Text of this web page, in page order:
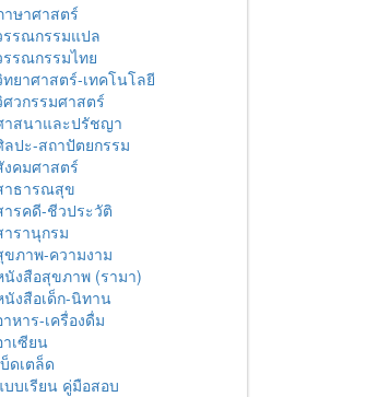
าษาศาสตร์
รรณกรรมแปล
รรณกรรมไทย
ทยาศาสตร์-เทคโนโลยี
ศวกรรมศาสตร์
าสนาและปรัชญา
ลปะ-สถาปัตยกรรม
งคมศาสตร์
าธารณสุข
ารคดี-ชีวประวัติ
ารานุกรม
ขภาพ-ความงาม
นังสือสุขภาพ (รามา)
นังสือเด็ก-นิทาน
าหาร-เครื่องดื่ม
าเซียน
บ็ดเตล็ด
บบเรียน คู่มือสอบ